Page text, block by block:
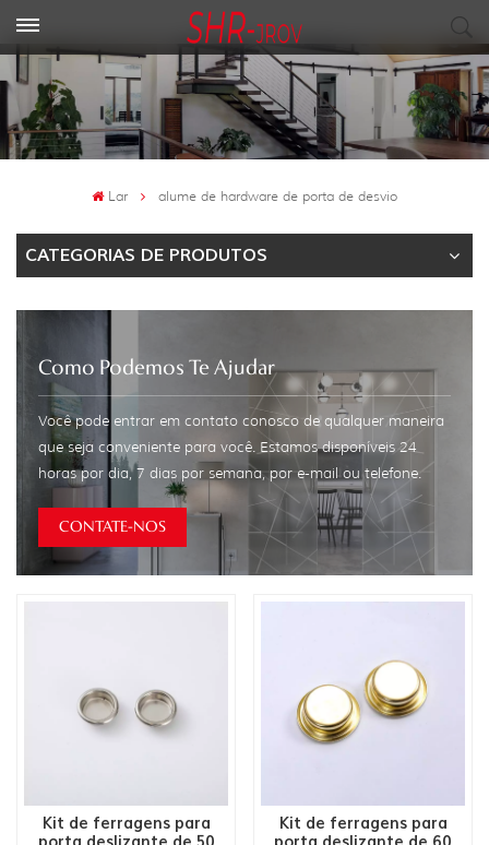
Lar alume de hardware de porta de desvio
CATEGORIAS DE PRODUTOS
Como Podemos Te Ajudar
Você pode entrar em contato conosco de qualquer maneira
que seja conveniente para você. Estamos disponíveis 24
horas por dia, 7 dias por semana, por e-mail ou telefone.
CONTATE-NOS
Kit de ferragens para
Kit de ferragens para